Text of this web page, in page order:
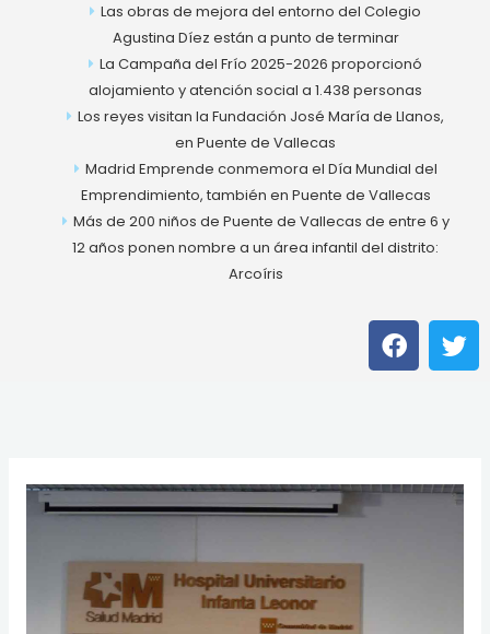
Las obras de mejora del entorno del Colegio
Agustina Díez están a punto de terminar
La Campaña del Frío 2025-2026 proporcionó
alojamiento y atención social a 1.438 personas
Los reyes visitan la Fundación José María de Llanos,
en Puente de Vallecas
Madrid Emprende conmemora el Día Mundial del
Emprendimiento, también en Puente de Vallecas
Más de 200 niños de Puente de Vallecas de entre 6 y
12 años ponen nombre a un área infantil del distrito:
Arcoíris
F
a
c
o
T
w
i
r